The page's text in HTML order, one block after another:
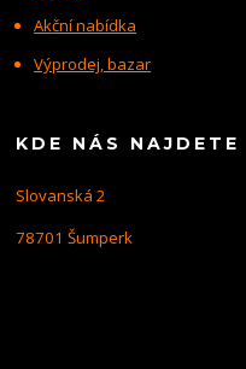
Akční nabídka
Výprodej, bazar
KDE NÁS NAJDETE
Slovanská 2
78701 Šumperk